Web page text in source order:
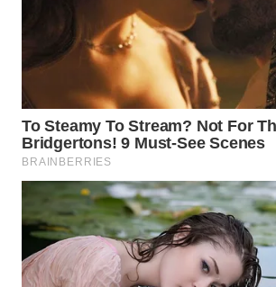
MALUKU
WN
DAIRI
WN
DANAU
TOBA